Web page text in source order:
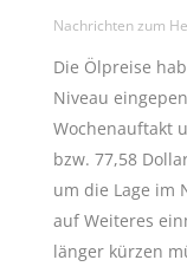
Nachrichten zum
Die Ölpreise
Niveau
Wochenauftakt
bzw. 77,58
um die Lage im
auf Weiteres
länger kürzen